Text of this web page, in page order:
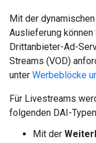
Mit der
Auslieferung
Drittanbieter-Ad-
Streams (VOD)
unter Werbeblöcke
Für Livestreams
folgenden DAI-
Mit der